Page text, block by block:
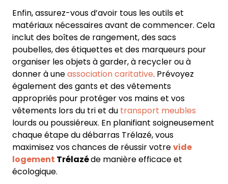
Enfin, assurez-vous d’avoir tous les outils et
matériaux nécessaires avant de commencer. Cela
inclut des boîtes de rangement, des sacs
poubelles, des étiquettes et des marqueurs pour
organiser les objets à garder, à recycler ou à
donner à uneassociation caritative. Prévoyez
également des gants et des vêtements
appropriés pour protéger vos mains et vos
vêtements lors du tri et du transport meubles
lourds ou poussiéreux. En planifiant soigneusement
chaque étape du débarras Trélazé, vous
maximisez vos chances de réussir votrevide
logement Trélazéde manière efficace et
écologique.